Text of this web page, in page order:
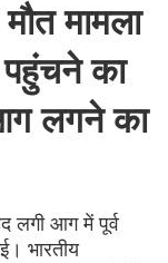
मामला
पहुंचने का
लगने का
लगी आग में पूर्व
भारतीय